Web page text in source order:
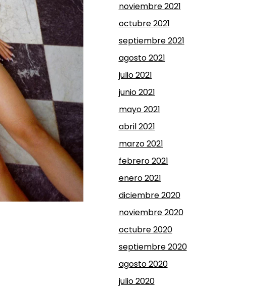
noviembre 2021
octubre 2021
septiembre 2021
agosto 2021
julio 2021
junio 2021
mayo 2021
abril 2021
marzo 2021
febrero 2021
enero 2021
diciembre 2020
noviembre 2020
octubre 2020
septiembre 2020
agosto 2020
julio 2020